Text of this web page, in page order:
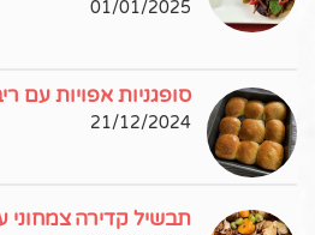
01/01/2025
סופגניות אפויות עם
21/12/2024
תבשיל קדירה צמחוני